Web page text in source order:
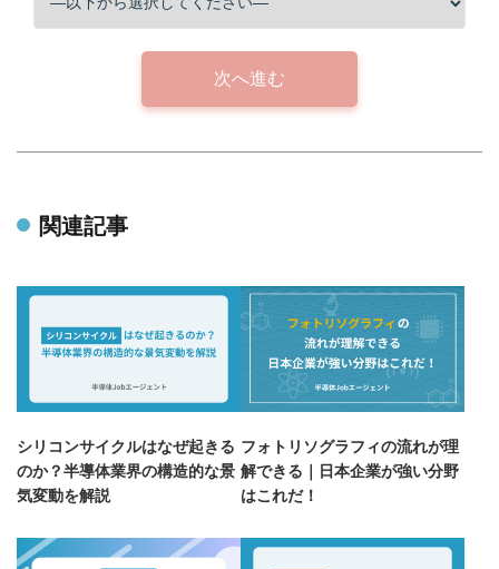
次へ進む
関連記事
シリコンサイクルはなぜ起きる
のか？半導体業界の構造的な景
気変動を解説
フォトリソグラフィの流れが理
解できる｜日本企業が強い分野
はこれだ！